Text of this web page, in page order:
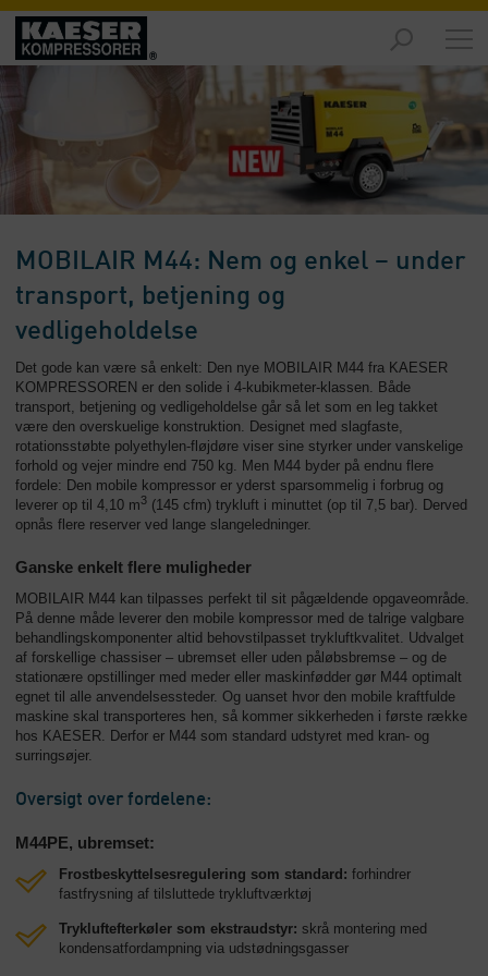
Markeder
Oversigt
Produkter
Oversigt
Løsninger
-
Oversigt
Service
-
Oversigt
Virksomhed
-
Oversigt
MOBILAIR M44: Nem og enkel – under
transport, betjening og
vedligeholdelse
Det gode kan være så enkelt: Den nye MOBILAIR M44 fra KAESER
KOMPRESSOREN er den solide i 4-kubikmeter-klassen. Både
transport, betjening og vedligeholdelse går så let som en leg takket
være den overskuelige konstruktion. Designet med slagfaste,
rotationsstøbte polyethylen-fløjdøre viser sine styrker under vanskelige
forhold og vejer mindre end 750 kg. Men M44 byder på endnu flere
fordele: Den mobile kompressor er yderst sparsommelig i forbrug og
leverer op til 4,10 m3 (145 cfm) trykluft i minuttet (op til 7,5 bar). Derved
opnås flere reserver ved lange slangeledninger.
Ganske enkelt flere muligheder
MOBILAIR M44 kan tilpasses perfekt til sit pågældende opgaveområde.
På denne måde leverer den mobile kompressor med de talrige valgbare
behandlingskomponenter altid behovstilpasset trykluftkvalitet. Udvalget
af forskellige chassiser – ubremset eller uden påløbsbremse – og de
stationære opstillinger med meder eller maskinfødder gør M44 optimalt
egnet til alle anvendelsessteder. Og uanset hvor den mobile kraftfulde
maskine skal transporteres hen, så kommer sikkerheden i første række
hos KAESER. Derfor er M44 som standard udstyret med kran- og
surringsøjer.
Oversigt over fordelene:
M44PE, ubremset:
Frostbeskyttelsesregulering som standard: forhindrer
fastfrysning af tilsluttede trykluftværktøj
Trykluftefterkøler som ekstraudstyr: skrå montering med
kondensatfordampning via udstødningsgasser